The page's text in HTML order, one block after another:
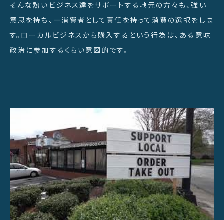
そんな熱いビジネス達をサポートする地元の方々も、強い
意思を持ち、一消費者として責任を持って消費の選択をしま
す。ローカルビジネスから購入するという行為は、ある意味
政治に参加するくらい意図的です。